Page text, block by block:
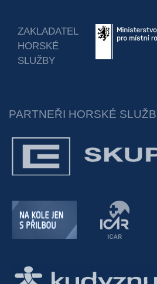
ZAKLADATEL
HORSKÉ
SLUŽBY
PARTNEŘI HORSKÉ